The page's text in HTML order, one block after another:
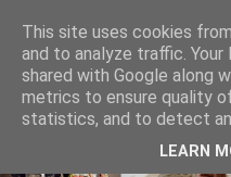
This site uses cookies
and to analyze traffic.
shared with Google along
metrics to ensure quality
statistics, and to detect
LEARN